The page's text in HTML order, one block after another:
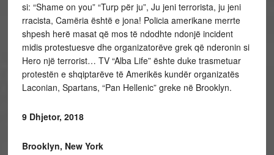
si: “Shame on you” “Turp për ju”, Ju jeni terrorista, ju jeni
rracista, Camëria është e jona! Policia amerikane merrte
shpesh herë masat që mos të ndodhte ndonjë incident
midis protestuesve dhe organizatorëve grek që nderonin si
Hero një terrorist… TV “Alba Life” ështe duke trasmetuar
protestën e shqiptarëve të Amerikës kundër organizatës
Laconian, Spartans, “Pan Hellenic” greke në Brooklyn.
9 Dhjetor, 2018
Brooklyn, New York